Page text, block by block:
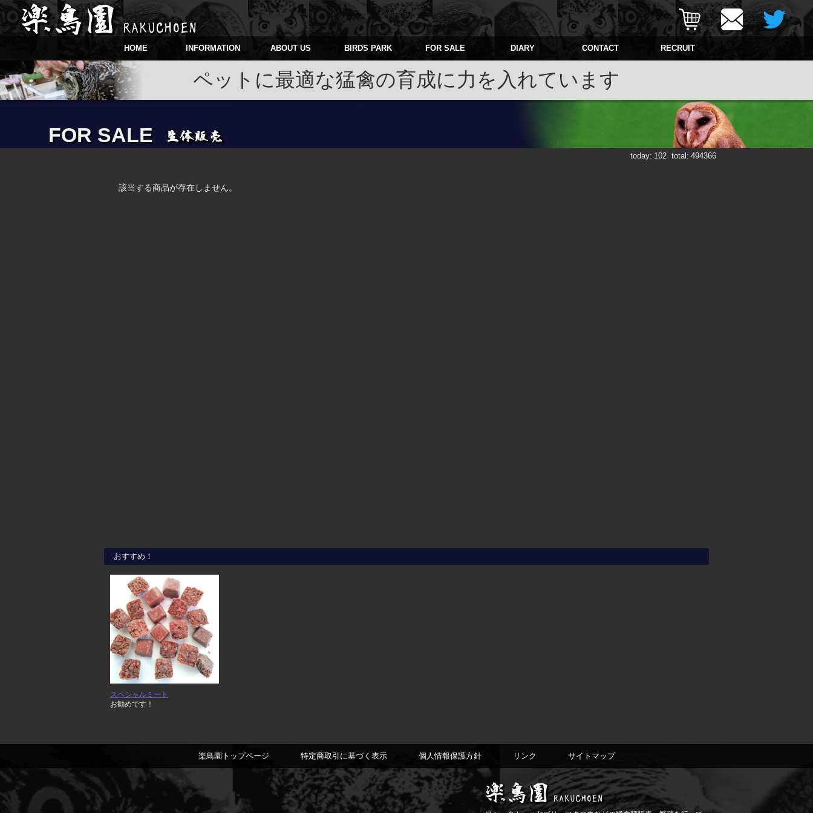
HOME INFORMATION ABOUT US BIRDS PARK FOR SALE DIARY CONTACT RECRUIT
ペットに最適な猛禽の育成に力を入れています
FOR SALE
today: 102 total: 494366
該当する商品が存在しません。
おすすめ！
スペシャルミート
お勧めです！
楽鳥園トップページ 特定商取引に基づく表示 個人情報保護方針 リンク サイトマップ